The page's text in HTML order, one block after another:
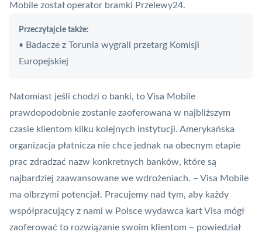
Mobile został operator bramki Przelewy24.
Przeczytajcie także:
• Badacze z Torunia wygrali przetarg Komisji
Europejskiej
Natomiast jeśli chodzi o banki, to Visa Mobile
prawdopodobnie zostanie zaoferowana w najbliższym
czasie klientom kilku kolejnych instytucji. Amerykańska
organizacja płatnicza nie chce jednak na obecnym etapie
prac zdradzać nazw konkretnych banków, które są
najbardziej zaawansowane we wdrożeniach. – Visa Mobile
ma olbrzymi potencjał. Pracujemy nad tym, aby każdy
współpracujący z nami w Polsce wydawca kart Visa mógł
zaoferować to rozwiązanie swoim klientom – powiedział